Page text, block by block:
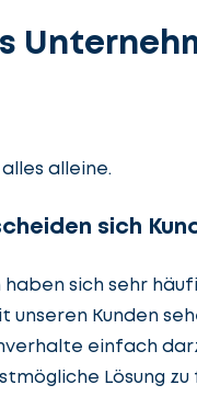
alleine.
sich
haben sich sehr
unseren Kunden
einfach
Lösung zu